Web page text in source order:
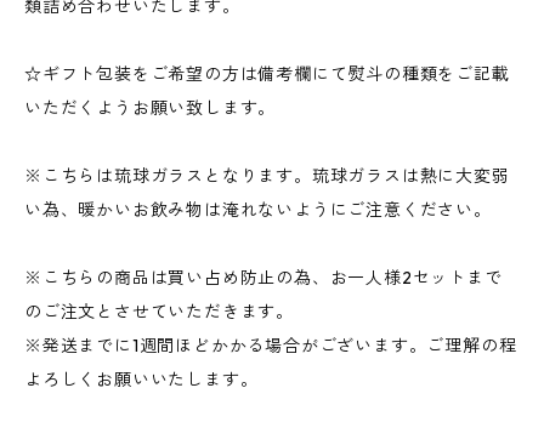
類詰め合わせいたします。
☆ギフト包装をご希望の方は備考欄にて熨斗の種類をご記載
いただくようお願い致します。
※こちらは琉球ガラスとなります。琉球ガラスは熱に大変弱
い為、暖かいお飲み物は淹れないようにご注意ください。
※こちらの商品は買い占め防止の為、お一人様2セットまで
のご注文とさせていただきます。
※発送までに1週間ほどかかる場合がございます。ご理解の程
よろしくお願いいたします。